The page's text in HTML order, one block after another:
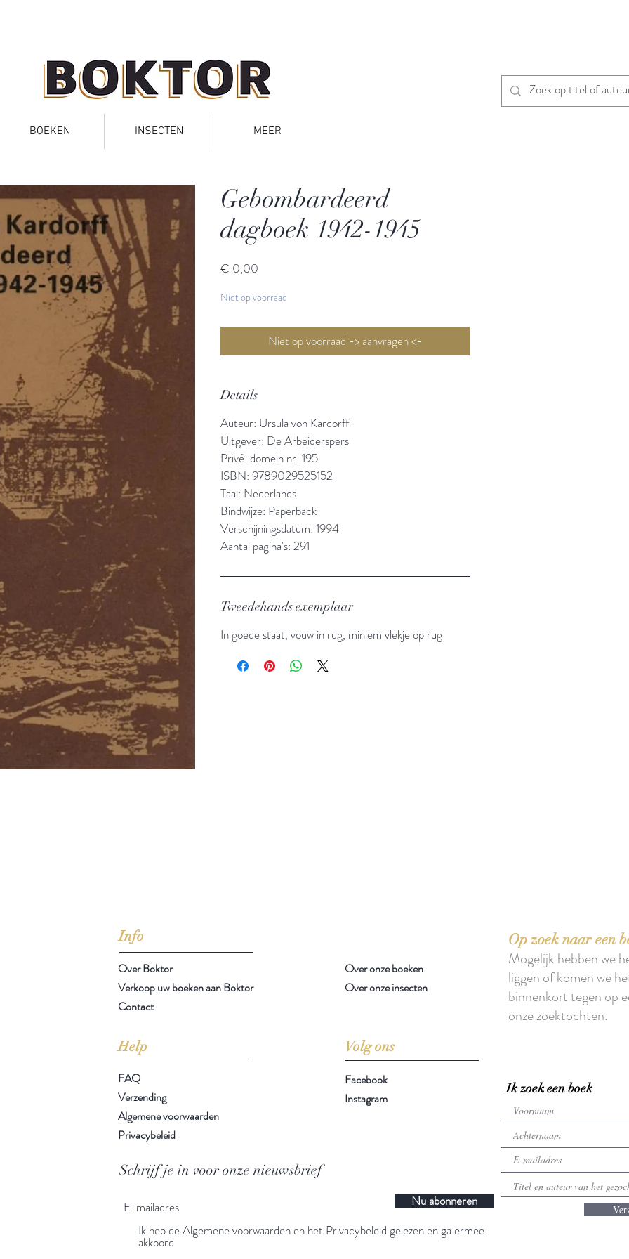
BOEKEN INSECTEN MEER
Gebombardeerd
dagboek 1942-1945
€ 0,00
Niet op voorraad
Niet op voorraad -> aanvragen <-
Details
Auteur: Ursula von Kardorff
Uitgever: De Arbeiderspers
Privé-domein nr. 195
ISBN: 9789029525152
Taal: Nederlands
Bindwijze: Paperback
Verschijningsdatum: 1994
Aantal pagina's: 291
Tweedehands exemplaar
In goede staat, vouw in rug, miniem vlekje op rug
Info
Over Boktor
Verkoop uw boeken aan Boktor
Contact
Help Volg ons
Op zoek naar een
Mogelijk hebben we
liggen of komen we
binnenkort tegen op
onze zoektochten.
FAQ
Verzending
Algemene voorwaarden
Privacybeleid
Facebook
Instagram
Schrijf je in voor onze nieuwsbrief
Nu abonneren
Ik heb de Algemene voorwaarden en het Privacybeleid gelezen en ga ermee
akkoord
Ik zoek een boek
Over onze boeken
Over onze insecten